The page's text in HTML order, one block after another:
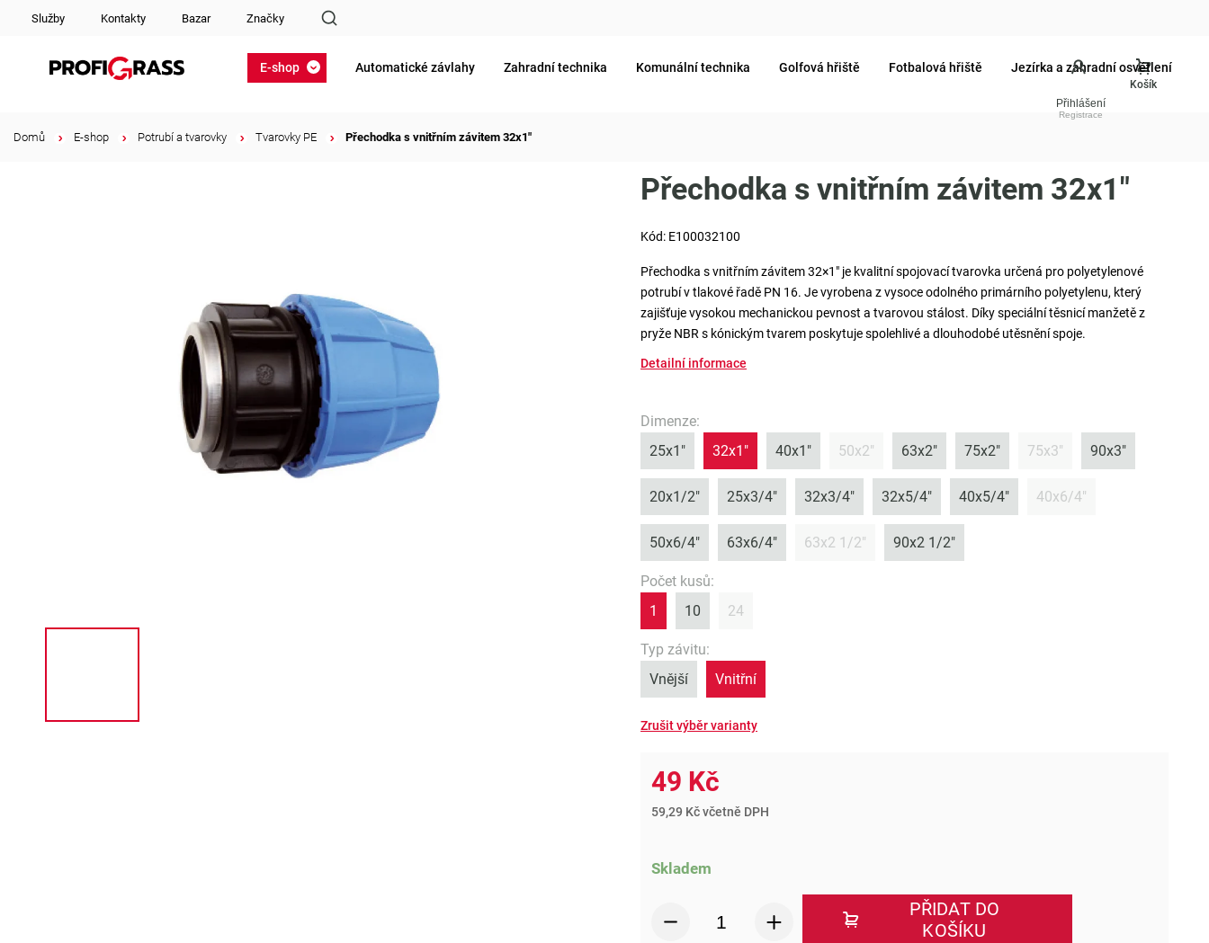
Služby Kontakty Bazar Značky
Přihlášení
E-shop Automatické závlahy Zahradní technika Komunální technika Golfová hřiště Fotbalová hřiště Jezírka a zahradní osvětlení
Domů E-shop Potrubí a tvarovky Tvarovky PE Přechodka s vnitřním závitem 32x1"
Přechodka s vnitřním závitem 32x1"
Kód: E100032100
Přechodka s vnitřním závitem 32×1" je kvalitní spojovací tvarovka určená pro polyetylenové
potrubí v tlakové řadě PN 16. Je vyrobena z vysoce odolného primárního polyetylenu, který
zajišťuje vysokou mechanickou pevnost a tvarovou stálost. Díky speciální těsnicí manžetě z
pryže NBR s kónickým tvarem poskytuje spolehlivé a dlouhodobé utěsnění spoje.
Detailní informace
Dimenze:
25x1"
32x1" 40x1" 50x2" 63x2" 75x2" 75x3" 90x3"
20x1/2" 25x3/4" 32x3/4" 32x5/4" 40x5/4" 40x6/4"
50x6/4" 63x6/4" 63x2 1/2" 90x2 1/2"
Počet kusů:
1
10 24
Typ závitu:
Vnější
Vnitřní
49 Kč
59,29 Kč včetně DPH
Skladem
PŘIDAT DO
KOŠÍKU